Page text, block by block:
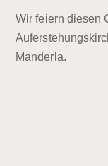
Wir feiern diesen
Manderla.